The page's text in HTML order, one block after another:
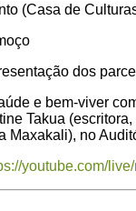
(Casa de
dos
e bem-viver
Takua
Maxakali), no
youtube.com/